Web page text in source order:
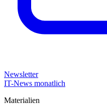
Newsletter
IT-News monatlich
Materialien